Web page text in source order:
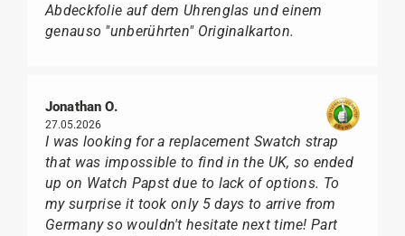
Abdeckfolie auf dem Uhrenglas und einem
genauso "unberührten" Originalkarton.
Jonathan O.
27.05.2026
I was looking for a replacement Swatch strap
that was impossible to find in the UK, so ended
up on Watch Papst due to lack of options. To
my surprise it took only 5 days to arrive from
Germany so wouldn't hesitate next time! Part